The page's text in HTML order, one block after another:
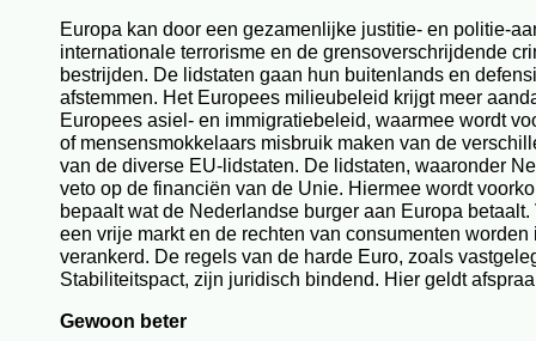
Europa kan door een gezamenlijke justitie- en politie-
internationale terrorisme en de grensoverschrijdende
bestrijden. De lidstaten gaan hun buitenlands en
afstemmen. Het Europees milieubeleid krijgt meer
Europees asiel- en immigratiebeleid, waarmee wordt
of mensensmokkelaars misbruik maken van de
van de diverse EU-lidstaten. De lidstaten, waaronder
veto op de financiën van de Unie. Hiermee wordt
bepaalt wat de Nederlandse burger aan Europa
een vrije markt en de rechten van consumenten worden
verankerd. De regels van de harde Euro, zoals
Stabiliteitspact, zijn juridisch bindend. Hier geldt
Gewoon beter